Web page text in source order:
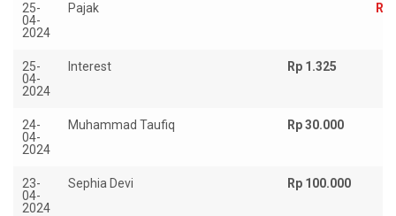
25-
04-
2024
Pajak Rp
25-
04-
2024
Interest Rp 1.325
24-
04-
2024
Muhammad Taufiq Rp 30.000
23-
04-
2024
Sephia Devi Rp 100.000